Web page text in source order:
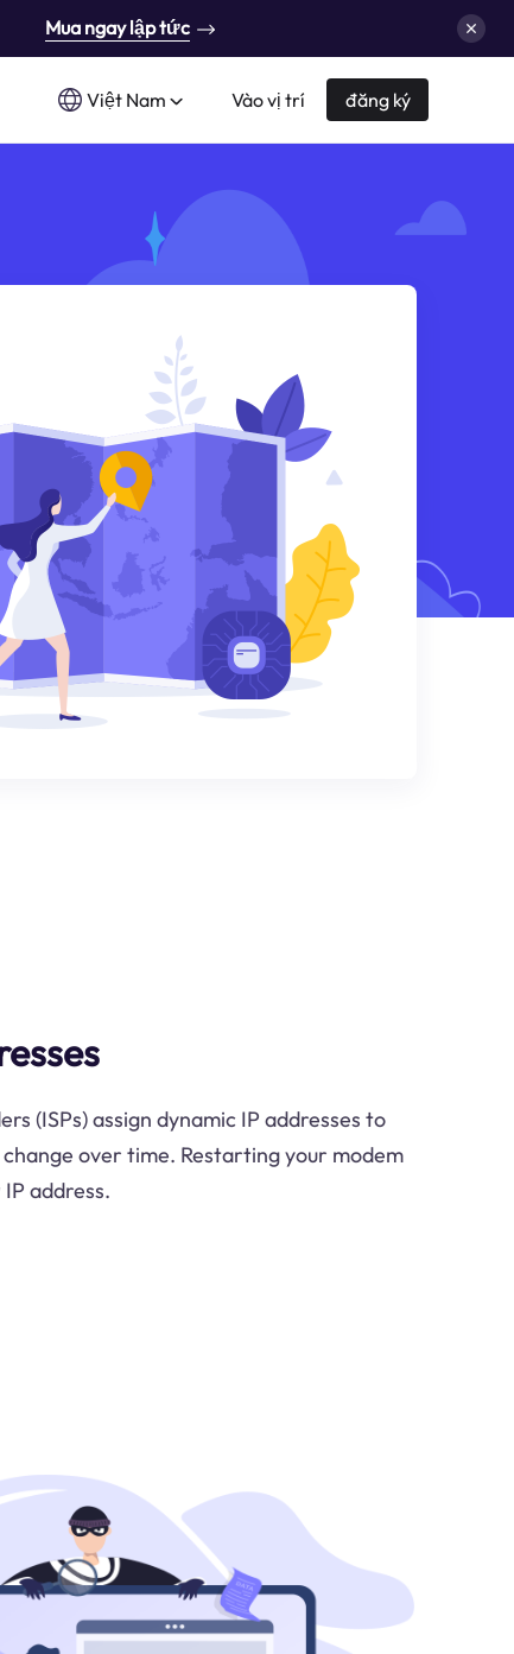
Mua ngay lập tức
Việt Nam Vào vị trí đăng ký
(ISPs) assign dynamic IP addresses to
over time. Restarting your modem
address.